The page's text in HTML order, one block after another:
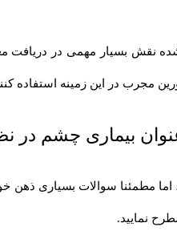
نقش بسیار مهمی در دریافت
مجرب در این زمینه استفاده
بیماری چشم در
اما مطمئنا سوالات بسیاری ذهن
نمایید.